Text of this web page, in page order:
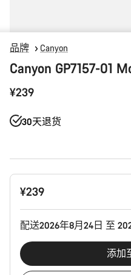
品牌 Canyon
Canyon GP7157-01
¥239
30天退货
产
¥239
配送2026年8月24日 至
添加